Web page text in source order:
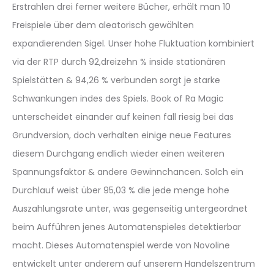
Erstrahlen drei ferner weitere Bücher, erhält man 10
Freispiele über dem aleatorisch gewählten
expandierenden Sigel. Unser hohe Fluktuation kombiniert
via der RTP durch 92,dreizehn % inside stationären
Spielstätten & 94,26 % verbunden sorgt je starke
Schwankungen indes des Spiels. Book of Ra Magic
unterscheidet einander auf keinen fall riesig bei das
Grundversion, doch verhalten einige neue Features
diesem Durchgang endlich wieder einen weiteren
Spannungsfaktor & andere Gewinnchancen. Solch ein
Durchlauf weist über 95,03 % die jede menge hohe
Auszahlungsrate unter, was gegenseitig untergeordnet
beim Aufführen jenes Automatenspieles detektierbar
macht. Dieses Automatenspiel werde von Novoline
entwickelt unter anderem auf unserem Handelszentrum